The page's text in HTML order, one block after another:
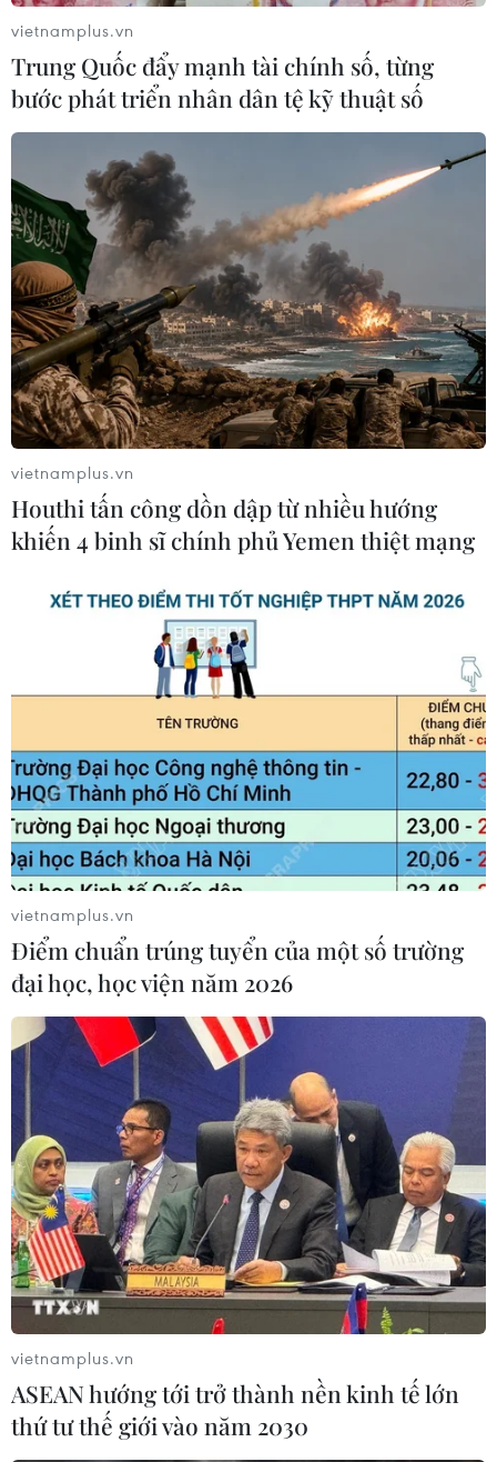
Ủy viên Bộ Chính trị, Bí thư Thành ủy Hà Nội Vương Đình Huệ
trao danh hiệu Thầy thuốc Nhân dân cho Tiến sỹ Hoàng Đức
Hạnh, Phó Giám đốc Sở Y tế Hà Nội. (Ảnh: Minh Quyết/TTXVN)
Ủy viên Bộ Chính trị, Bí thư Thành ủy Hà Nội Vương Đình Huệ
trao danh hiệu Thầy thuốc Nhân dân cho 3 cá nhân: Tiến sỹ,
bác sỹ Nguyễn Khắc Hiền, Giám đốc Sở Y tế Hà Nội; Phó Giáo
sư, Tiến sỹ Hoàng Đức Hạnh, Phó Giám đốc Sở Y tế Hà Nội và
Thạc sỹ, bác sỹ chuyên khoa I Nguyễn Văn Dung, nguyên Phó
Giám đốc Sở Y tế Hà Nội. (Ảnh: Minh Quyết/TTXVN)
Lãnh đạo thành phố Hà Nội trao danh hiệu Thầy thuốc Ưu tú
cho 43 cá nhân. (Ảnh: Minh Quyết/TTXVN)
vietnamplus.vn
Trung Quốc đẩy mạnh tài chính số, từng
bước phát triển nhân dân tệ kỹ thuật số
vietnamplus.vn
Houthi tấn công dồn dập từ nhiều hướng
khiến 4 binh sĩ chính phủ Yemen thiệt mạng
vietnamplus.vn
Điểm chuẩn trúng tuyển của một số trường
đại học, học viện năm 2026
vietnamplus.vn
ASEAN hướng tới trở thành nền kinh tế lớn
thứ tư thế giới vào năm 2030